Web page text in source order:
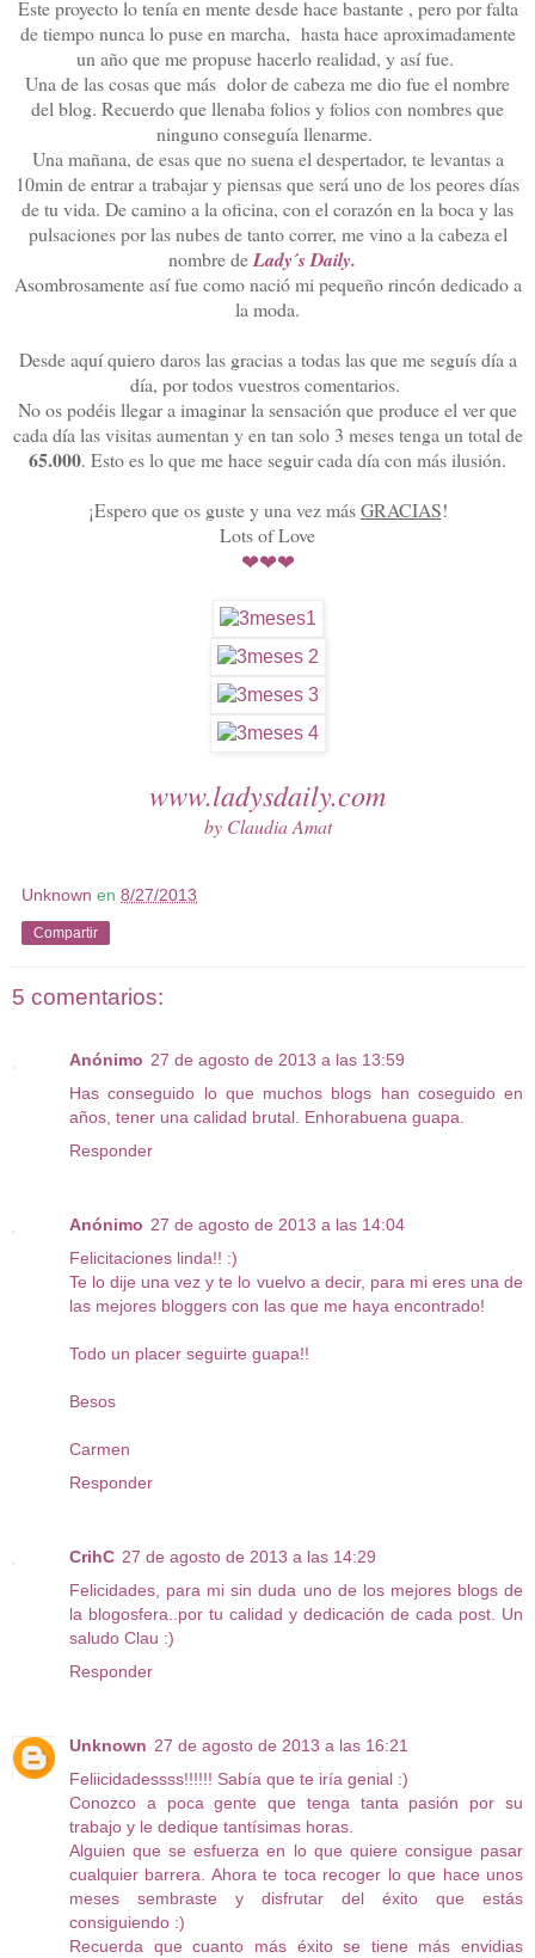
Este proyecto lo tenía en mente desde hace bastante , pero por falta
de tiempo nunca lo puse en marcha, hasta hace aproximadamente
un año que me propuse hacerlo realidad, y así fue.
Una de las cosas que más dolor de cabeza me dio fue el nombre
del blog. Recuerdo que llenaba folios y folios con nombres que
ninguno conseguía llenarme.
Una mañana, de esas que no suena el despertador, te levantas a
10min de entrar a trabajar y piensas que será uno de los peores días
de tu vida. De camino a la oficina, con el corazón en la boca y las
pulsaciones por las nubes de tanto correr, me vino a la cabeza el
nombre deLady´s Daily.
Asombrosamente así fue como nació mi pequeño rincón dedicado a
la moda.
Desde aquí quiero daros las gracias a todas las que me seguís día a
día, por todos vuestros comentarios.
No os podéis llegar a imaginar la sensación que produce el ver que
cada día las visitas aumentan y en tan solo 3 meses tenga un total de
65.000. Esto es lo que me hace seguir cada día con más ilusión.
¡Espero que os guste y una vez másGRACIAS!
Lots of Love
❤❤❤
www.ladysdaily.com
by Claudia Amat
Unknown en 8/27/2013
Compartir
5 comentarios:
Anónimo 27 de agosto de 2013 a las 13:59
Has conseguido lo que muchos blogs han coseguido en
años, tener una calidad brutal. Enhorabuena guapa.
Responder
Anónimo 27 de agosto de 2013 a las 14:04
Felicitaciones linda!! :)
Te lo dije una vez y te lo vuelvo a decir, para mi eres una de
las mejores bloggers con las que me haya encontrado!
Todo un placer seguirte guapa!!
Besos
Carmen
Responder
CrihC 27 de agosto de 2013 a las 14:29
Felicidades, para mi sin duda uno de los mejores blogs de
la blogosfera..por tu calidad y dedicación de cada post. Un
saludo Clau :)
Responder
Unknown 27 de agosto de 2013 a las 16:21
Feliicidadessss!!!!!! Sabía que te iría genial :)
Conozco a poca gente que tenga tanta pasión por su
trabajo y le dedique tantísimas horas.
Alguien que se esfuerza en lo que quiere consigue pasar
cualquier barrera. Ahora te toca recoger lo que hace unos
meses sembraste y disfrutar del éxito que estás
consiguiendo :)
Recuerda que cuanto más éxito se tiene más envidias